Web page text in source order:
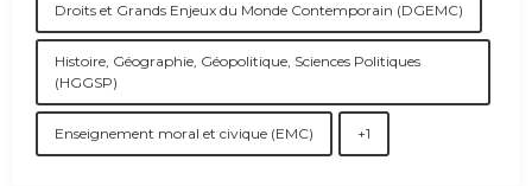
Droits et Grands Enjeux du Monde Contemporain (DGEMC)
Histoire, Géographie, Géopolitique, Sciences Politiques
(HGGSP)
Enseignement moral et civique (EMC) +1